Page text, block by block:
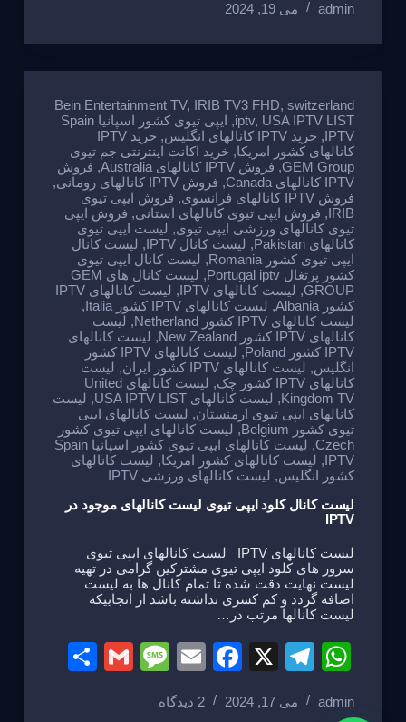
at
s
A
p
p
e
gr
a
m
e
b
o
o
k
a
g
e
e
admin می 19, 2024
Bein Entertainment TV, IRIB TV3 FHD,switzerland
iptv, USA IPTV LIST
,
ایپی تیوی کشور اسپانیا Spain
IPTV
, خرید IPTV کانالهای انگلیس ,
خرید IPTV
کانالهای کشور امریکا, خرید اکانت اینترنتی جم تیوی
GEM Group
, فروش IPTV کانالهای Australia , فروش
IPTV کانالهای Canada
, فروش IPTV کانالهای رومانی
,
فروش IPTV کانالهای فرانسوی
, فروش ایپی تیوی
IRIB
, فروش ایپی تیوی کانالهای استانی, فروش ایپی
تیوی کانالهای ورزشی ایپی تیوی, لیست ایپی تیوی
کانالهای Pakistan
, لیست کانال IPTV , لیست کانال
ایپی تیوی کشور Romania
, لیست کانال ایپی تیوی
کشور پرتغال Portugal iptv
,
لیست کانال های GEM
GROUP
, لیست کانالهای IPTV ,
لیست کانالهای IPTV
کشور Albania
, لیست کانالهای IPTV کشور Italia
,
لیست کانالهای IPTV کشور Netherland
, لیست
کانالهای IPTV کشور New Zealand
, لیست کانالهای
IPTV کشور Poland
,
لیست کانالهای IPTV کشور
انگلیس, لیست کانالهای IPTV کشور ایران , لیست
کانالهای IPTV کشور چک
,
لیست کانالهای United
Kingdom TV
, لیست کانالهای USA IPTV LIST , لیست
کانالهای ایپی تیوی ارمنستان, لیست کانالهای ایپی
تیوی کشور Belgium
, لیست کانالهای ایپی تیوی کشور
Czech
,
لیست کانالهای ایپی تیوی کشور اسپانیا Spain
IPTV
, لیست کانالهای کشور امریکا, لیست کانالهای
کشور انگلیس, لیست کانالهای ورزشی IPTV
لیست کانال کلود ایپی تیوی لیست کانالهای موجود در
IPTV
لیست کانالهای IPTV لیست کانالهای ایپی تیوی
سرور های کلود ایپی تیوی مشترکین گرامی در تهیه
لیست نهایت دقت شده تا تمام کانال ها به لیست
اضافه گردد و کم کسری نداشته باشد از انجاییکه
لیست کانالها مرتب در…
W
at
T
e
X
F
c
E
ail
M
G
admin می 17, 2024 2 دیدگاه